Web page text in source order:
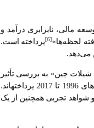
مالی، نابرابری درآمد و
[6] پرداخته است.
می‌دهد.
شیلات چین» به بررسی تأثیر
در سال‌های 1996 تا 2017 پرداخته­اند.
شواهد تجربی همچنین از یک